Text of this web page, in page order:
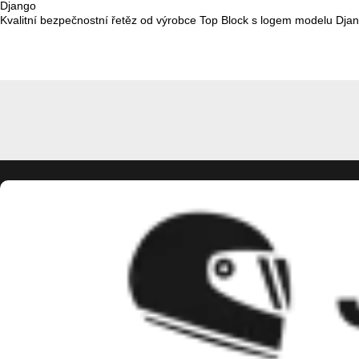
Django
Kvalitní bezpečnostní řetěz od výrobce Top Block s logem modelu